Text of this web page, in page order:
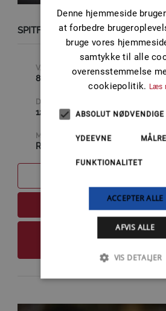
SPITFIRE X7 19P
VARENUMMER
8M0151363
DIAMETER
12.7 " (TOMMER) 4
MATERIALE
RUSTFRI
FØJ TIL KURV
Denne hjemmeside
at forbedre
bruge vores
samtykke til alle
overensstemmelse
cookiepolitik. Læs
ABSOLUT NØDVENDIGE
YDEEVNE
FUNKTIONALITET
ACCEPTER ALLE
AFVIS ALLE
VIS DETALJER